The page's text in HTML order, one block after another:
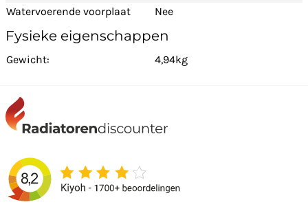
Watervoerende voorplaat
Nee
Fysieke eigenschappen
Gewicht: 4,94kg